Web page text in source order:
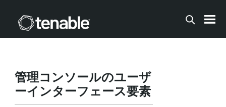
メインコンテンツに移動する
管理コンソールのユーザ
ーインターフェース要素